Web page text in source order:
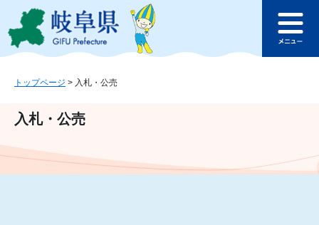
ジ
ュ
文
このページの本文へ
ュ
トップページ > 入札・公売
入札・公売